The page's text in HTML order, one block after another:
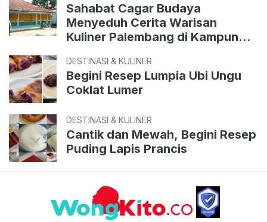
Sahabat Cagar Budaya
Menyeduh Cerita Warisan
Kuliner Palembang di Kampung
DESTINASI & KULINER
Begini Resep Lumpia Ubi Ungu
Coklat Lumer
DESTINASI & KULINER
Cantik dan Mewah, Begini Resep
Puding Lapis Prancis